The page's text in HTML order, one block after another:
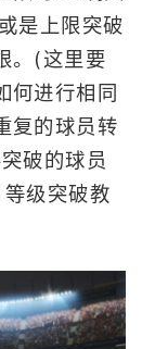
是上限突破
。(这里要
何进行相同
复的球员转
破的球员
级突破教